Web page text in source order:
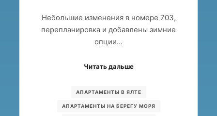
Небольшие изменения в номере 703,
перепланировка и добавлены зимние
опции…
Читать дальше
АПАРТАМЕНТЫ В ЯЛТЕ
АПАРТАМЕНТЫ НА БЕРЕГУ МОРЯ